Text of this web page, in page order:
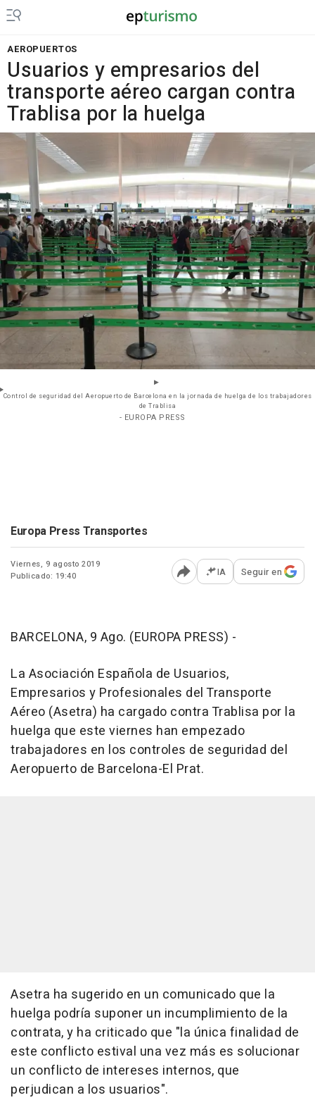
AEROPUERTOS
Usuarios y empresarios del
transporte aéreo cargan contra
Trablisa por la huelga
Control de seguridad del Aeropuerto de Barcelona en la jornada de huelga de los trabajadores
de Trablisa
- EUROPA PRESS
Europa Press Transportes
Viernes, 9 agosto 2019
Publicado: 19:40
Abrir opciones para
IA Seguir en
BARCELONA, 9 Ago. (EUROPA PRESS) -
La Asociación Española de Usuarios,
Empresarios y Profesionales del Transporte
Aéreo (Asetra) ha cargado contra Trablisa por la
huelga que este viernes han empezado
trabajadores en los controles de seguridad del
Aeropuerto de Barcelona-El Prat.
Asetra ha sugerido en un comunicado que la
huelga podría suponer un incumplimiento de la
contrata, y ha criticado que "la única finalidad de
este conflicto estival una vez más es solucionar
un conflicto de intereses internos, que
perjudican a los usuarios".